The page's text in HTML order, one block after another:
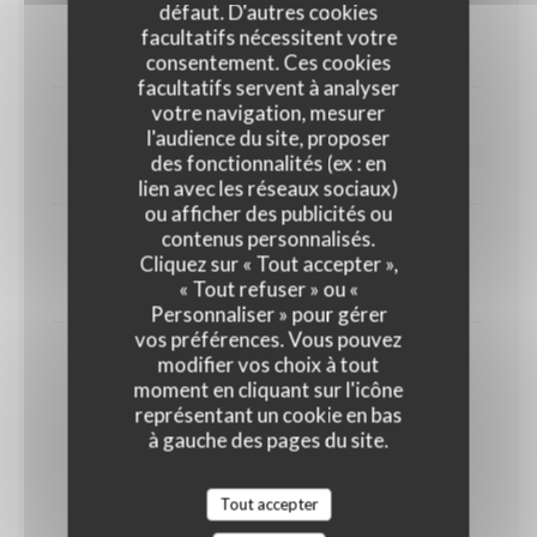
défaut. D'autres cookies
facultatifs nécessitent votre
consentement. Ces cookies
facultatifs servent à analyser
votre navigation, mesurer
l'audience du site, proposer
des fonctionnalités (ex : en
lien avec les réseaux sociaux)
ou afficher des publicités ou
contenus personnalisés.
Cliquez sur « Tout accepter »,
« Tout refuser » ou «
Personnaliser » pour gérer
vos préférences. Vous pouvez
modifier vos choix à tout
moment en cliquant sur l'icône
représentant un cookie en bas
à gauche des pages du site.
Tout accepter
Mousse de camembert et ses mouillettes
9,00 EUR
Selection de 4 fromages
22,00 EUR
Brillât savarin
9,00 EUR
Montmartre-Brest
un Paris-Brest revisité par le chef
GLUTEN
11,00 EUR